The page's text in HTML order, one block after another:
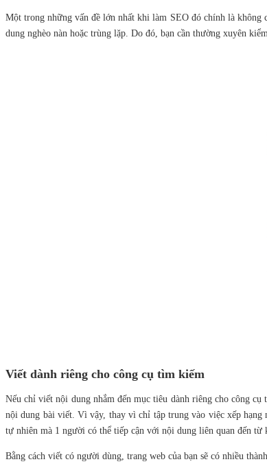
Một trong những vấn đề lớn nhất khi làm SEO đó chính là không
dung nghèo nàn hoặc trùng lặp. Do đó, bạn cần thường xuyên
Viết dành riêng cho công cụ tìm kiếm
Nếu chỉ viết nội dung nhắm đến mục tiêu dành riêng cho công
nội dung bài viết. Vì vậy, thay vì chỉ tập trung vào việc xếp hạng
tự nhiên mà 1 người có thể tiếp cận với nội dung liên quan đến từ
Bằng cách viết có người dùng, trang web của bạn sẽ có nhiều